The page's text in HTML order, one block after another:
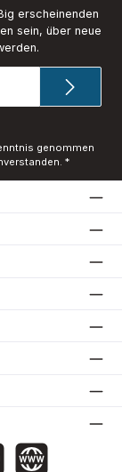
erscheinenden
sein, über neue
genommen
*
Website